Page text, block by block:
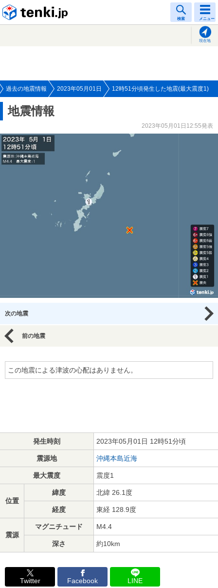
検索 メニュー
現在地
過去の地震情報 2023年05月01日 12時51分頃発生した地震(最大震度1)
地震情報
2023年05月01日12:55発表
次の地震
前の地震
この地震による津波の心配はありません。
発生時刻 2023年05月01日 12時51分頃
震源地 沖縄本島近海
最大震度 震度1
位置
緯度 北緯 26.1度
経度 東経 128.9度
震源
マグニチュード M4.4
深さ 約10km
Twitter Facebook LINE